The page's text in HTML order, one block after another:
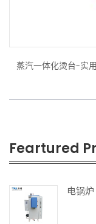
蒸汽一体化烫台-实
Feartured
电锅炉